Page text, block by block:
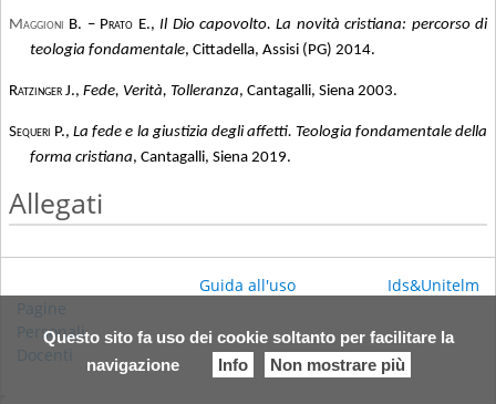
Questo sito fa uso dei cookie soltanto per facilitare la
navigazione
Info Non mostrare più
Maggioni B. – Prato E., Il Dio capovolto. La novità cristiana: percorso di
teologia fondamentale, Cittadella, Assisi (PG) 2014.
Ratzinger J.,Fede, Verità, Tolleranza, Cantagalli, Siena 2003.
Sequeri P.,La fede e la giustizia degli affetti. Teologia fondamentale della
forma cristiana, Cantagalli, Siena 2019.
Allegati
Pagine
Personali
Docenti
Guida all'uso Ids&Unitelm